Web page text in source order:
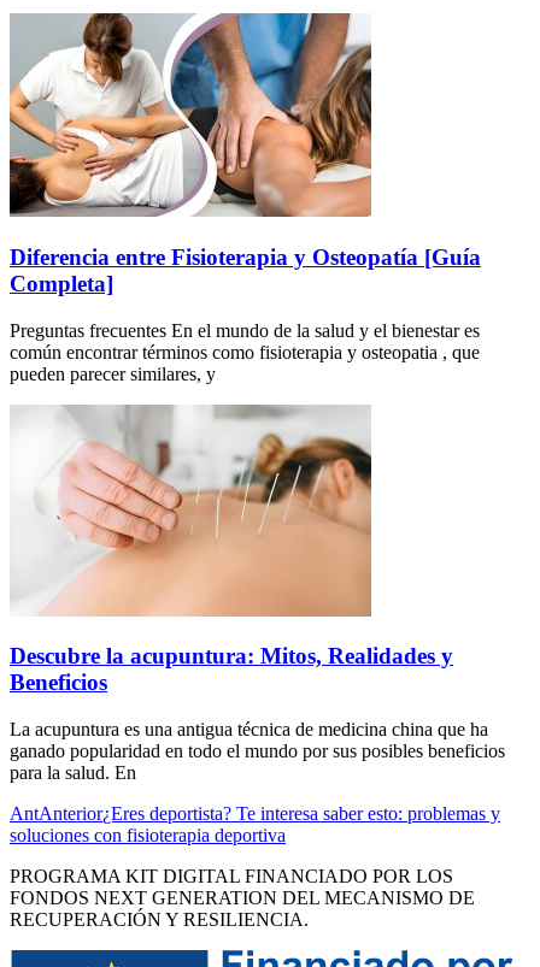
Diferencia entre Fisioterapia y Osteopatía [Guía
Completa]
Preguntas frecuentes En el mundo de la salud y el bienestar es
común encontrar términos como fisioterapia y osteopatia , que
pueden parecer similares, y
Descubre la acupuntura: Mitos, Realidades y
Beneficios
La acupuntura es una antigua técnica de medicina china que ha
ganado popularidad en todo el mundo por sus posibles beneficios
para la salud. En
AntAnterior¿Eres deportista? Te interesa saber esto: problemas y
soluciones con fisioterapia deportiva
PROGRAMA KIT DIGITAL FINANCIADO POR LOS
FONDOS NEXT GENERATION DEL MECANISMO DE
RECUPERACIÓN Y RESILIENCIA.